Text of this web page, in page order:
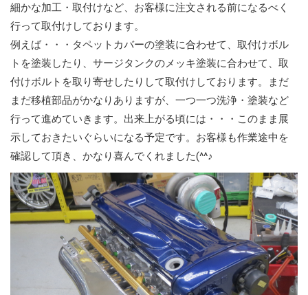
細かな加工・取付けなど、お客様に注文される前になるべく
行って取付けしております。
例えば・・・タペットカバーの塗装に合わせて、取付けボル
トを塗装したり、サージタンクのメッキ塗装に合わせて、取
付けボルトを取り寄せしたりして取付けしております。まだ
まだ移植部品がかなりありますが、一つ一つ洗浄・塗装など
行って進めていきます。出来上がる頃には・・・このまま展
示しておきたいぐらいになる予定です。お客様も作業途中を
確認して頂き、かなり喜んでくれました(^^♪